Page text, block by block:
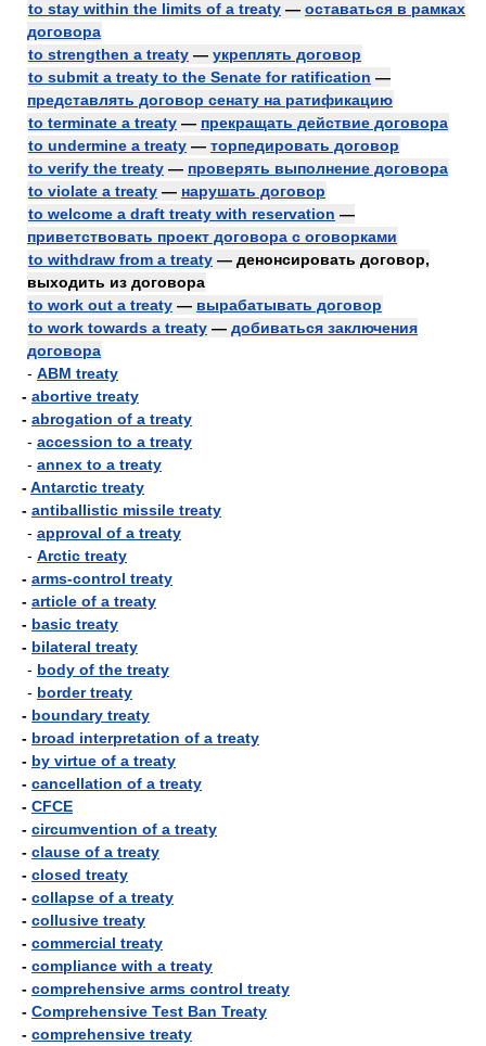
to stay within the limits of a treaty — оставаться в рамках
договора
to strengthen a treaty — укреплять договор
to submit a treaty to the Senate for ratification —
представлять договор сенату на ратификацию
to terminate a treaty — прекращать действие договора
to undermine a treaty — торпедировать договор
to verify the treaty — проверять выполнение договора
to violate a treaty — нарушать договор
to welcome a draft treaty with reservation —
приветствовать проект договора с оговорками
to withdraw from a treaty — денонсировать договор,
выходить из договора
to work out a treaty — вырабатывать договор
to work towards a treaty — добиваться заключения
договора
- ABM treaty
- abortive treaty
- abrogation of a treaty
- accession to a treaty
- annex to a treaty
-Antarctic treaty
- antiballistic missile treaty
- approval of a treaty
- Arctic treaty
- arms-control treaty
- article of a treaty
- basic treaty
- bilateral treaty
- body of the treaty
- border treaty
- boundary treaty
- broad interpretation of a treaty
- by virtue of a treaty
- cancellation of a treaty
- CFCE
- circumvention of a treaty
- clause of a treaty
- closed treaty
- collapse of a treaty
- collusive treaty
- commercial treaty
- compliance with a treaty
- comprehensive arms control treaty
- Comprehensive Test Ban Treaty
- comprehensive treaty